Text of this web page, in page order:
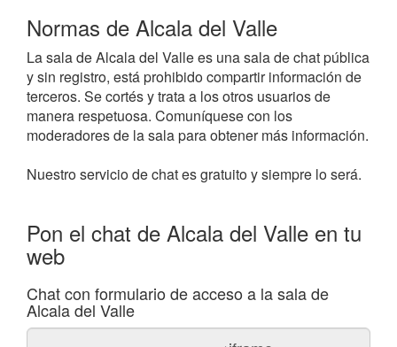
Normas de Alcala del Valle
La sala de Alcala del Valle es una sala de chat pública
y sin registro, está prohibido compartir información de
terceros. Se cortés y trata a los otros usuarios de
manera respetuosa. Comuníquese con los
moderadores de la sala para obtener más información.
Nuestro servicio de chat es gratuito y siempre lo será.
Pon el chat de Alcala del Valle en tu
web
Chat con formulario de acceso a la sala de
Alcala del Valle
Código